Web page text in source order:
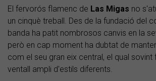
El fervorós flamenc de Las Migas no
un cinquè treball. Des de la fundació del
banda ha patit nombrosos canvis en la
però en cap moment ha dubtat de
com el seu gran eix central, el qual sovint
ventall ampli d'estils diferents.